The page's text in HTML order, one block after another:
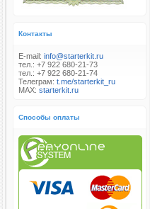
Контакты
E-mail: info@starterkit.ru
тел.: +7 922 680-21-73
тел.: +7 922 680-21-74
Телеграм: t.me/starterkit_ru
MAX: starterkit.ru
Способы оплаты